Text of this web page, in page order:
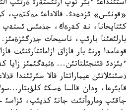
استئنداعئ ءبئر توپ ارتئستةرئ ةرتئپ
«قونئس» ئزدةدئ. قالاداعئ مةكتةپ،
كئتاپحانا، نة كةرةك، جذمئس ئستةپ
بارلئعئنا بارئپ، ناسيحات جذرگئزةمئز.
قوعامدا ورنئ بار قازاق ازاماتتارئنئث
ءبئزدئ قئنجئلتاتئن... ةثبةگئمئز زايا
ذسئنئلاتئن عيماراتتار قالا سئرتئندا
قابئرعا، ودان قالسا ةسكئ
جاقئپ وماروأتئث جانئ كذيئپ، ئزاسئ